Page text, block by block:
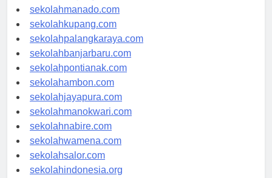
sekolahtanjungselor.com
sekolahmanado.com
sekolahkupang.com
sekolahpalangkaraya.com
sekolahbanjarbaru.com
sekolahpontianak.com
sekolahambon.com
sekolahjayapura.com
sekolahmanokwari.com
sekolahnabire.com
sekolahwamena.com
sekolahsalor.com